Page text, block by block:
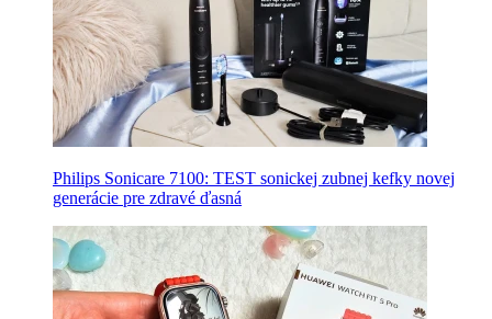
Philips Sonicare 7100: TEST sonickej zubnej kefky novej
generácie pre zdravé ďasná